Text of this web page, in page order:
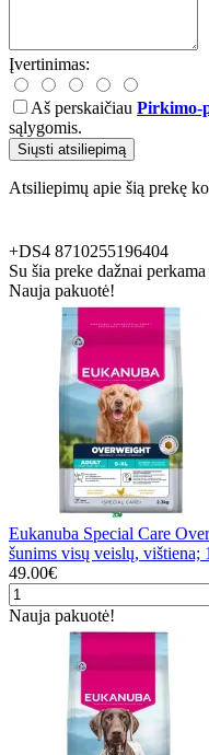
Įvertinimas:
Aš perskaičiau Pirkimo-
sąlygomis.
Siųsti atsiliepimą
Atsiliepimų apie šią prekę
+DS4 8710255196404
Su šia preke dažnai perkama
Nauja pakuotė!
Eukanuba Special Care
šunims visų veislų, vištiena;
49.00€
Nauja pakuotė!